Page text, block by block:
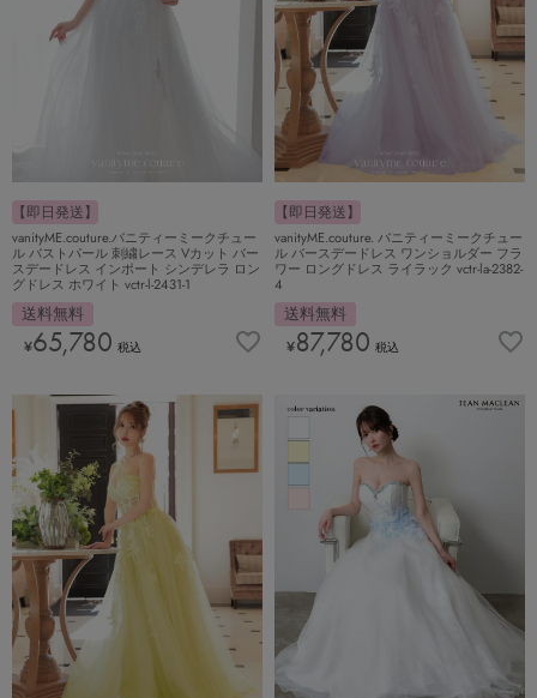
【即日発送】
vanityME.couture.バニティーミークチュー
ル バストパール 刺繍レース Vカット バー
スデードレス インポート シンデレラ ロン
グドレス ホワイト vctr-l-2431-1
送料無料
¥65,780 税込
【即日発送】
vanityME.couture. バニティーミークチュー
ル バースデードレス ワンショルダー フラ
ワー ロングドレス ライラック vctr-la-2382-
4
送料無料
¥87,780 税込